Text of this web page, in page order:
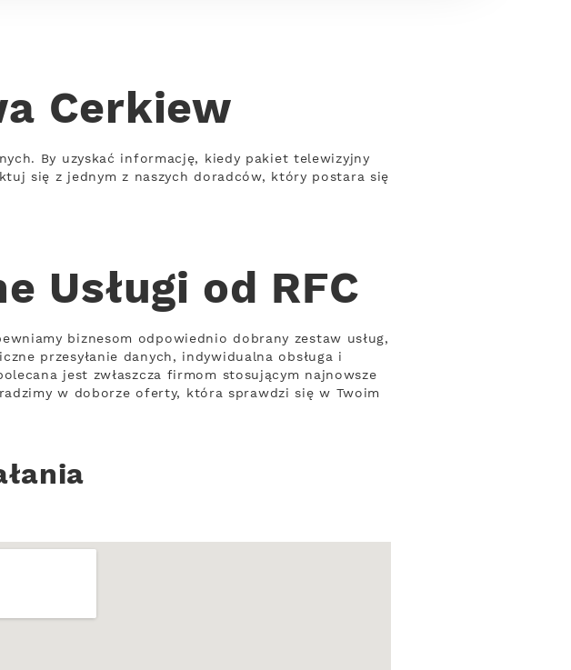
Cerkiew
By uzyskać informację, kiedy pakiet telewizyjny
się z jednym z naszych doradców, który postara się
Usługi od RFC
biznesom odpowiednio dobrany zestaw usług,
przesyłanie danych, indywidualna obsługa i
jest zwłaszcza firmom stosującym najnowsze
w doborze oferty, która sprawdzi się w Twoim